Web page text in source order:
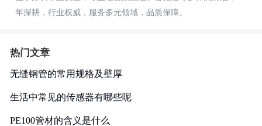
年深耕，行业权威，服务多元领域，品质保障。
热门文章
无缝钢管的常用规格及壁厚
生活中常见的传感器有哪些呢
PE100管材的含义是什么